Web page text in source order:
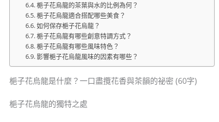
梔子花烏龍的茶葉與水的比例為何？
梔子花烏龍適合搭配哪些美食？
如何保存梔子花烏龍？
梔子花烏龍有哪些創意特調方式？
梔子花烏龍有哪些風味特色？
影響梔子花烏龍風味的因素有哪些？
梔子花烏龍是什麼？一口盡攬花香與茶韻的祕密 (60字)
梔子花烏龍的獨特之處